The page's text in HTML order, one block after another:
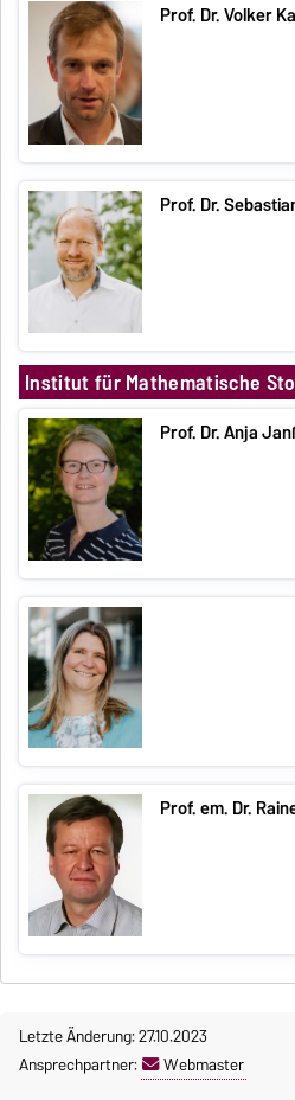
Prof. Dr. Volker
Prof. Dr.
Institut für Mathematische
Prof. Dr. Anja
Prof. em. Dr.
Letzte Änderung: 27.10.2023
Ansprechpartner:
Webmaster